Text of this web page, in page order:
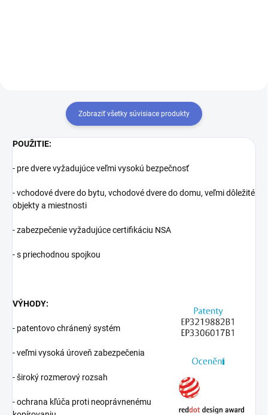
Zobraziť všetky súvisiace produkty
POUŽITIE:
- pre dvere vyžadujúce veľmi vysokú bezpečnosť
- vchodové dvere do bytu, vchodové dvere do domu, veľmi dôležité
objekty a miestnosti
- zabezpečenie vyžadujúce certifikáciu NSA
- s priechodnou spojkou
VÝHODY:
- patentovo chránený systém
- veľmi vysoká úroveň zabezpečenia
- široký rozmerový rozsah
- ochrana kľúča proti neoprávnenému